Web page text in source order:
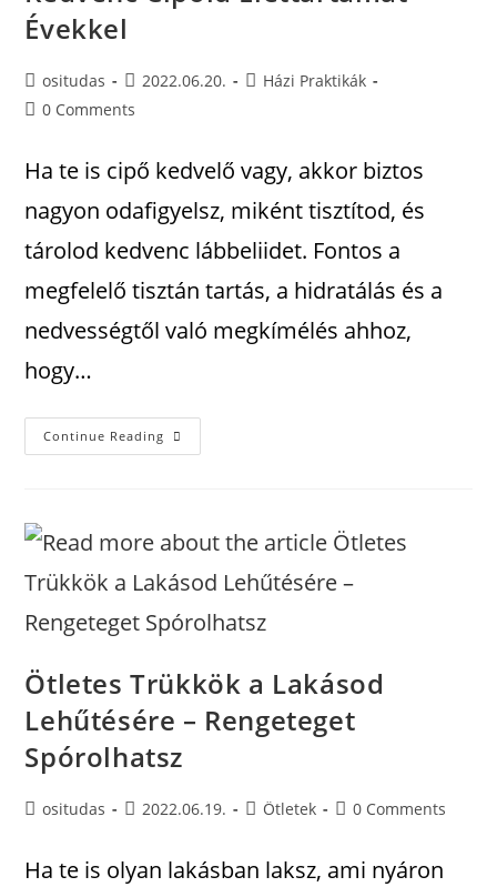
Évekkel
ositudas 2022.06.20.
Házi Praktikák
0 Comments
Ha te is cipő kedvelő vagy, akkor biztos
nagyon odafigyelsz, miként tisztítod, és
tárolod kedvenc lábbeliidet. Fontos a
megfelelő tisztán tartás, a hidratálás és a
nedvességtől való megkímélés ahhoz,
hogy…
Continue Reading
Ötletes Trükkök a Lakásod
Lehűtésére – Rengeteget
Spórolhatsz
ositudas 2022.06.19. Ötletek 0 Comments
Ha te is olyan lakásban laksz, ami nyáron